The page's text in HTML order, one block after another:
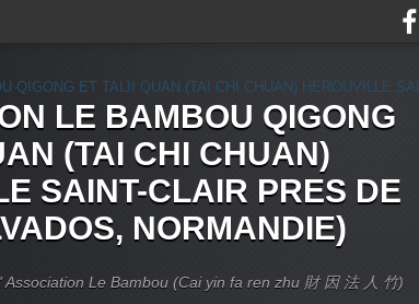
LE BAMBOU QIGONG
(TAI CHI CHUAN)
SAINT-CLAIR PRES DE
NORMANDIE)
Le Bambou (Cai yin fa ren zhu 財 因 法 人 竹)